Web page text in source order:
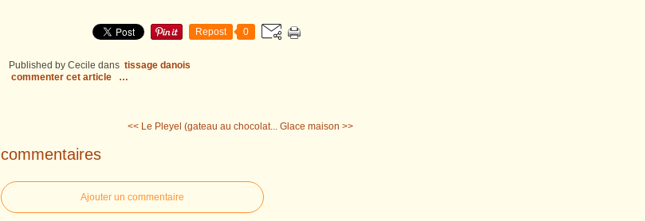
Repost 0
Published by Cecile dans tissage danois
commenter cet article
…
<< Le Pleyel (gateau au chocolat... Glace maison >>
commentaires
Ajouter un commentaire